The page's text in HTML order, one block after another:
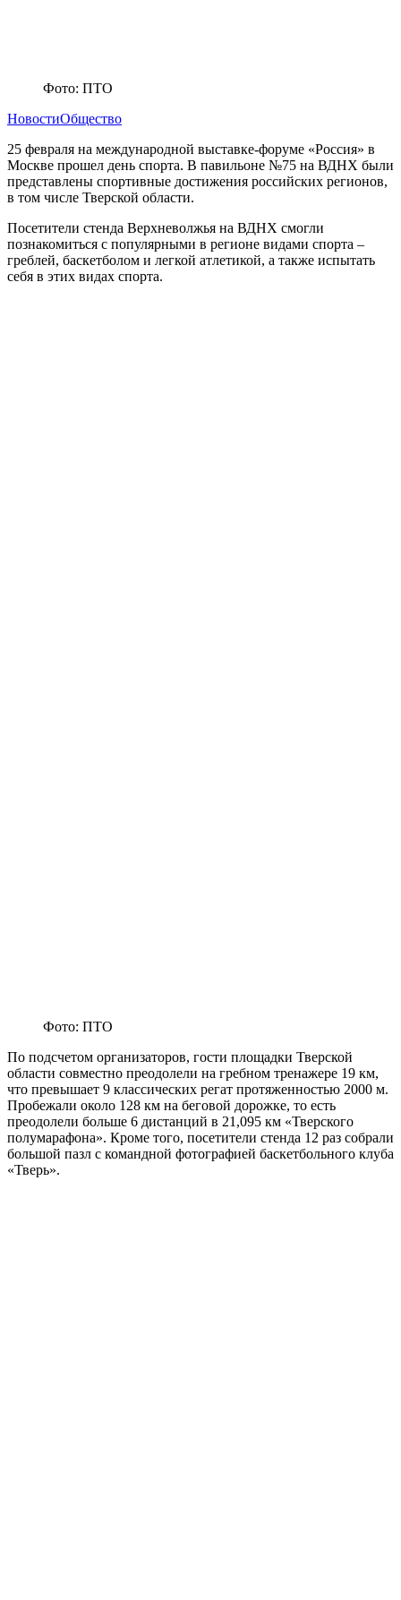
Фото: ПТО
НовостиОбщество
25 февраля на международной выставке-форуме «Россия» в
Москве прошел день спорта. В павильоне №75 на ВДНХ были
представлены спортивные достижения российских регионов,
в том числе Тверской области.
Посетители стенда Верхневолжья на ВДНХ смогли
познакомиться с популярными в регионе видами спорта –
греблей, баскетболом и легкой атлетикой, а также испытать
себя в этих видах спорта.
Фото: ПТО
По подсчетом организаторов, гости площадки Тверской
области совместно преодолели на гребном тренажере 19 км,
что превышает 9 классических регат протяженностью 2000 м.
Пробежали около 128 км на беговой дорожке, то есть
преодолели больше 6 дистанций в 21,095 км «Тверского
полумарафона». Кроме того, посетители стенда 12 раз собрали
большой пазл с командной фотографией баскетбольного клуба
«Тверь».